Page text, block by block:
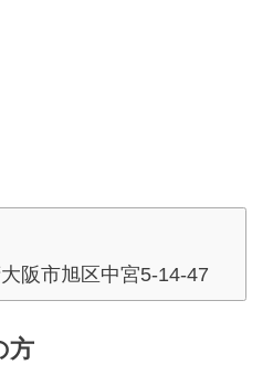
阪市旭区中宮5-14-47
方